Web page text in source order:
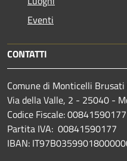
Eventi
CONTATTI
Comune di Monticelli Brusati
Via della Valle, 2 - 25040 -
Codice Fiscale: 00841590177
Partita IVA: 00841590177
IBAN: